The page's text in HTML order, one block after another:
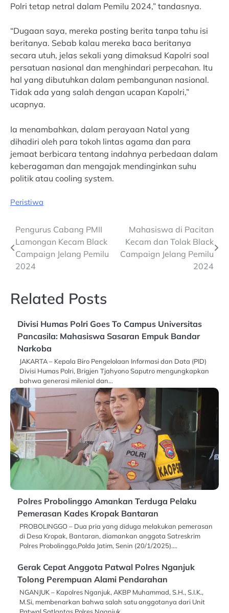
Polri tetap netral dalam Pemilu 2024,” tandasnya.
“Dugaan saya, mereka posting berita tanpa tahu isi
beritanya. Sebab kalau mereka baca beritanya
secara utuh, jelas sekali yang dimaksud Kapolri soal
persatuan nasional dan menghindari perpecahan. Itu
hal yang dibutuhkan dalam pembangunan nasional.
Tidak ada yang salah dengan ucapan Kapolri,”
ucapnya.
Ia menambahkan, dalam perayaan Natal yang
dihadiri oleh para tokoh lintas agama dan para
jemaat berbicara tentang indahnya perbedaan dalam
keberagaman dan mengajak mendinginkan suhu
politik atau cooling system.
Peristiwa
Post
navigation
Pengurus Cabang PMII
Lamongan Kecam Black
Campaign Jelang Pemilu
2024
Mahasiswa di Pacitan
Kecam dan Tolak Black
Campaign Jelang Pemilu
2024
Related Posts
Divisi Humas Polri Goes To Campus Universitas
Pancasila: Mahasiswa Sasaran Empuk Bandar
Narkoba
JAKARTA – Kepala Biro Pengelolaan Informasi dan Data (PID)
Divisi Humas Polri, Brigjen Tjahyono Saputro mengungkapkan
bahwa generasi milenial dan…
Polres Probolinggo Amankan Terduga Pelaku
Pemerasan Kades Kropak Bantaran
PROBOLINGGO – Dua pria yang diduga melakukan pemerasan
di Desa Kropak, Bantaran, diamankan anggota Satreskrim
Polres Probolinggo,Polda Jatim, Senin (20/1/2025).…
Gerak Cepat Anggota Patwal Polres Nganjuk
Tolong Perempuan Alami Pendarahan
NGANJUK – Kapolres Nganjuk, AKBP Muhammad, S.H., S.I.K.,
M.Si, membenarkan bahwa salah satu anggotanya dari Unit
Patwal Satlantas Polres Nganjuk…